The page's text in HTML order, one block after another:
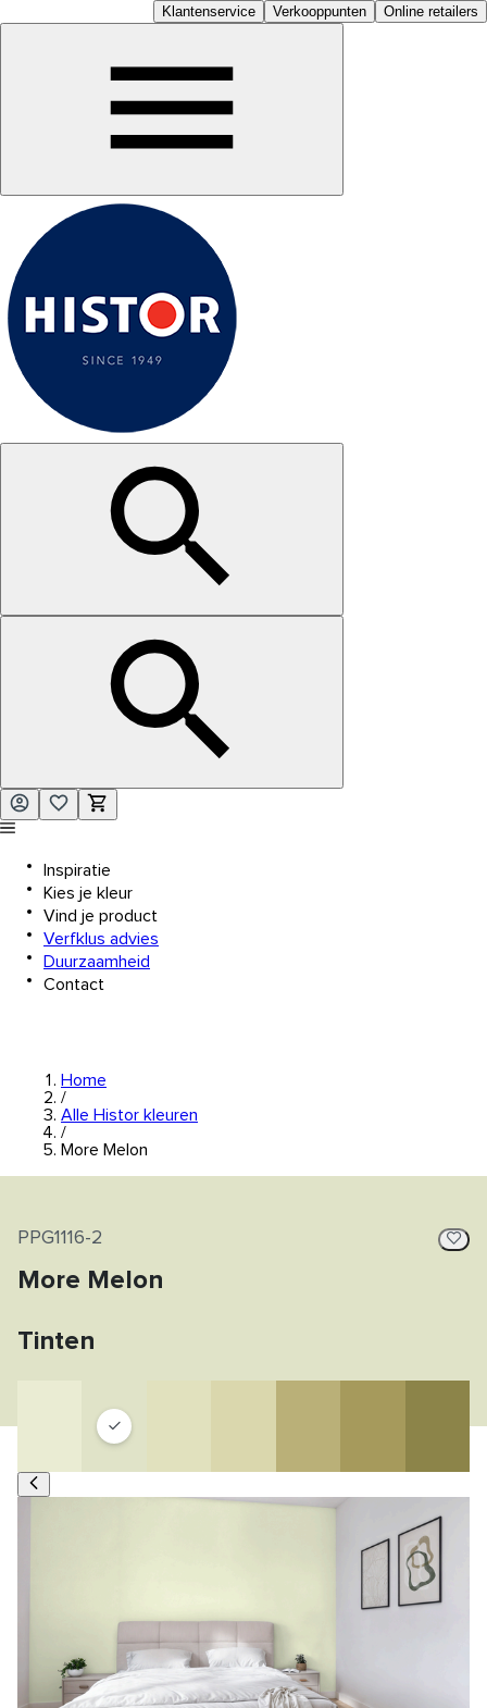
Klantenservice Verkooppunten Online retailers
Inspiratie
Kies je kleur
Vind je product
Verfklus advies
Duurzaamheid
Contact
Home
/
Alle Histor kleuren
/
More Melon
PPG1116-2
More Melon
Tinten